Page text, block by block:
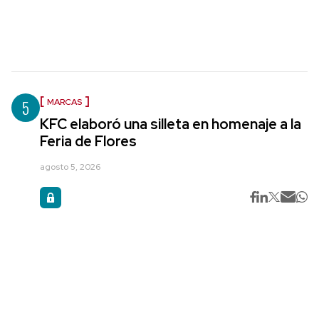
5 MARCAS
KFC elaboró una silleta en homenaje a la
Feria de Flores
agosto 5, 2026